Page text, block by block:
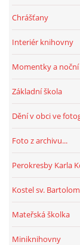
SLUŽBY
HRY, KVÍZY,
Chrášťany
Interiér knihovny
Momentky a
Základní škola
Dění v obci ve
Foto z archivu...
Perokresby Karla
Kostel sv.
Mateřská školka
Miniknihovny